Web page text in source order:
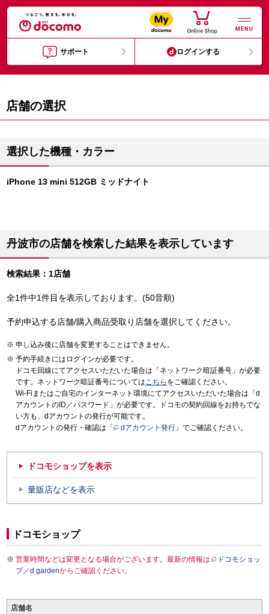
MENU
サポート ログインする
店舗の選択
選択した機種・カラー
iPhone 13 mini 512GB ミッドナイト
丹波市の店舗を検索した結果を表示しています
検索結果：1店舗
全1件中1件目を表示しております。(50音順)
予約申込する店舗/購入商品受取り店舗を選択してください。
申し込み後に店舗を変更することはできません。
予約手続きにはログインが必要です。
ドコモ回線にてアクセスいただいた場合は「ネットワーク暗証番号」が必要
です。ネットワーク暗証番号についてはこちら をご確認ください。
Wi-Fiまたはご自宅のインターネット環境にてアクセスいただいた場合は「d
アカウントのID／パスワード」が必要です。ドコモの契約回線をお持ちでな
い方も、dアカウントの発行が可能です。
dアカウントの発行・確認は「
dアカウント発行 」でご確認ください。
ドコモショップを表示
量販店などを表示
ドコモショップ
営業時間などは変更となる場合がございます。最新の情報は
ドコモショッ
プ／d gardenからご確認ください。
店舗名